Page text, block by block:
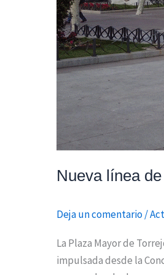
Nueva línea
Deja un comentario/
La Plaza Mayor de
impulsada desde la